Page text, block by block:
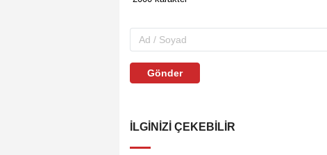
Gönder
İLGINIZI ÇEKEBILIR